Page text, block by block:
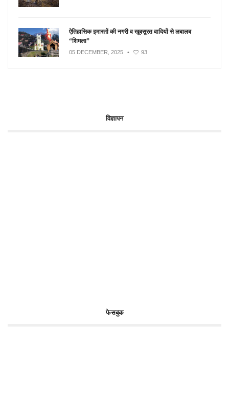
ऐतिहासिक इमारतों की नगरी व खूबसूरत वादियों से लबालब
“शिमला”
05 DECEMBER, 2025 • 93
विज्ञापन
फेसबुक